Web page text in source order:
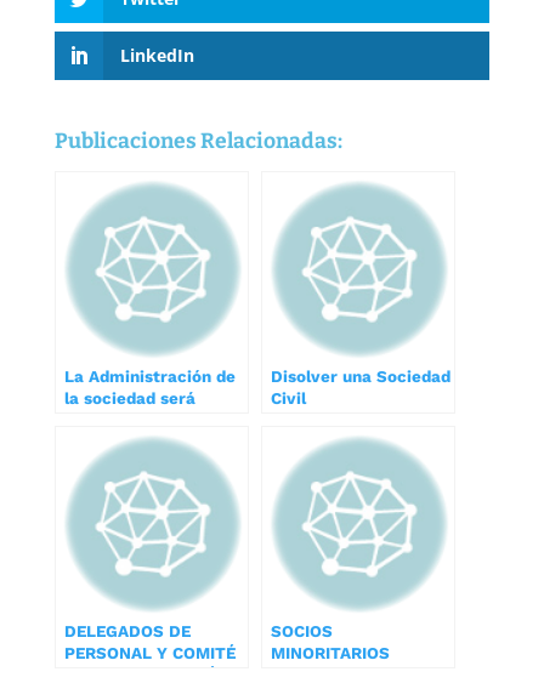
LinkedIn
Publicaciones Relacionadas:
La Administración de
la sociedad será
cambiar el domicilio
social dentro del
territorio nacional
Disolver una Sociedad
Civil
DELEGADOS DE
PERSONAL Y COMITÉ
SOCIOS
MINORITARIOS